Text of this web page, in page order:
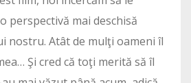
perspectivă mai deschisă
nostru. Atât de mulţi oameni îl
Şi cred că toţi merită să îl